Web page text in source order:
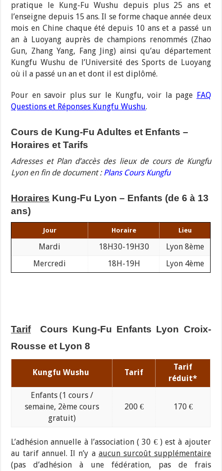
pratique le Kung-Fu Wushu depuis plus 25 ans et
l’enseigne depuis 15 ans. Il se forme chaque année deux
mois en Chine chaque été depuis 10 ans et a passé un
an à Luoyang auprès de champions renommés (Zhao
Gun, Zhang Yang, Fang Jing) ainsi qu’au département
Kungfu Wushu de l’Université des Sports de Luoyang
où il a passé un an et dont il est diplômé.
Pour en savoir plus sur le Kungfu, voir la page FAQ
Questions et Réponses Kungfu Wushu.
Cours de Kung-Fu Adultes et Enfants –
Horaires et Tarifs
Adresses et Plan d’accès des lieux de cours de Kungfu
Lyon en fin de document : Plans Cours Kungfu
Horaires Kung-Fu Lyon – Enfants (de 6 à 13
ans)
Jour Horaire Lieu
Mardi 18H30-19H30
Lyon 8ème
Mercredi
18H-19H Lyon 4ème
TarifCours Kung-Fu Enfants Lyon Croix-
Rousse et Lyon 8
Kungfu Wushu Tarif
Tarif
réduit*
Enfants (1 cours /
semaine, 2ème cours
gratuit)
200 € 170 €
L’adhésion annuelle à l’association ( 30 € ) est à ajouter
au tarif annuel. Il n’y a aucun surcoût supplémentaire
(pas d’adhésion à une fédération, pas de frais